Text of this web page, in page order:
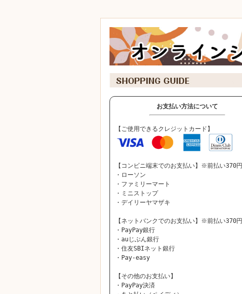
お支払い方法について
【ご使用できるクレジットカード】
【コンビニ端末でのお支払い】※前払い370円
・ローソン
・ファミリーマート
・ミニストップ
・デイリーヤマザキ
【ネットバンクでのお支払い】※前払い370円
・PayPay銀行
・auじぶん銀行
・住友SBIネット銀行
・Pay-easy
【その他のお支払い】
・PayPay決済